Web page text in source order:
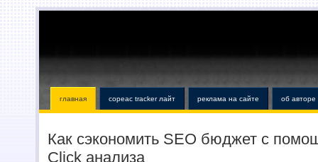
главная copeac tracker лайт реклама на сайте об авторе
Как сэкономить SEO бюджет с
Click анализа